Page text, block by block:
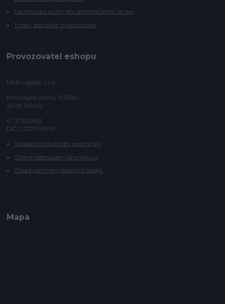
Ukončovací profily pro dřevěné/WPC terasy
Tmely, bandáže, hydroizolace
Provozovatel eshopu
MPM Logistic, s.r.o
Politických vězňů 1233/40
251 01 Říčany
IČ: 27922952
DIČ: CZ27922952
Všeobecné obchodní podmínky
Online odstoupení od smlouvy
Zásady ochrany osobních údajů
Mapa